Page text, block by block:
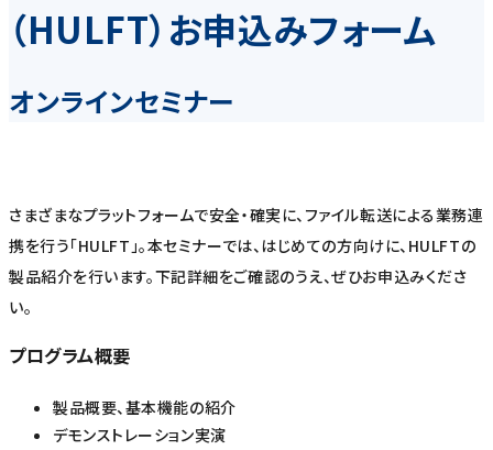
（HULFT）お申込みフォーム
オンラインセミナー
さまざまなプラットフォームで安全・確実に、ファイル転送による業務連
携を行う「HULFT」。本セミナーでは、はじめての方向けに、HULFTの
製品紹介を行います。下記詳細をご確認のうえ、ぜひお申込みくださ
い。
プログラム概要
製品概要、基本機能の紹介
デモンストレーション実演